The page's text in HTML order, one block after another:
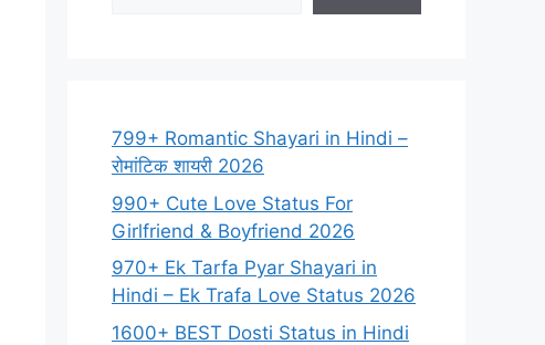
799+ Romantic Shayari in Hindi –
रोमांटिक शायरी 2026
990+ Cute Love Status For
Girlfriend & Boyfriend 2026
970+ Ek Tarfa Pyar Shayari in
Hindi – Ek Trafa Love Status 2026
1600+ BEST Dosti Status in Hindi